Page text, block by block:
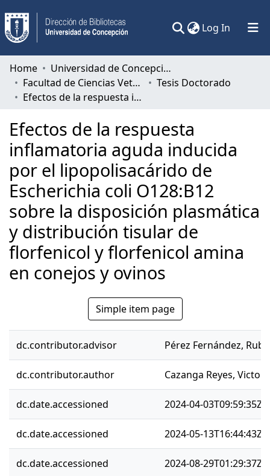
Log In (current)
Communities & Collections
All of DSpace
Home
Universidad de Concepción
Facultad de Ciencias Veterinarias
Tesis Doctorado
Efectos de la respuesta inflamatoria aguda inducida por el lipopolisacárido de Escherichia coli O128:B12 sobre la disposición plasmática y distribución tisular de florfenicol y florfenicol amina en conejos y ovinos
Efectos de la respuesta
inflamatoria aguda inducida
por el lipopolisacárido de
Escherichia coli O128:B12
sobre la disposición plasmática
y distribución tisular de
florfenicol y florfenicol amina
en conejos y ovinos
Simple item page
dc.contributor.advisor Pérez Fernández,
dc.contributor.author Cazanga Reyes,
dc.date.accessioned 2024-04-03T09:59:35Z
dc.date.accessioned 2024-05-13T16:44:43Z
dc.date.accessioned 2024-08-29T01:29:37Z